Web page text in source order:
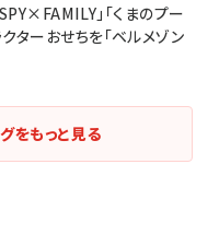
」「くまのプー
ターおせちを「ベルメゾン
をもっと見る